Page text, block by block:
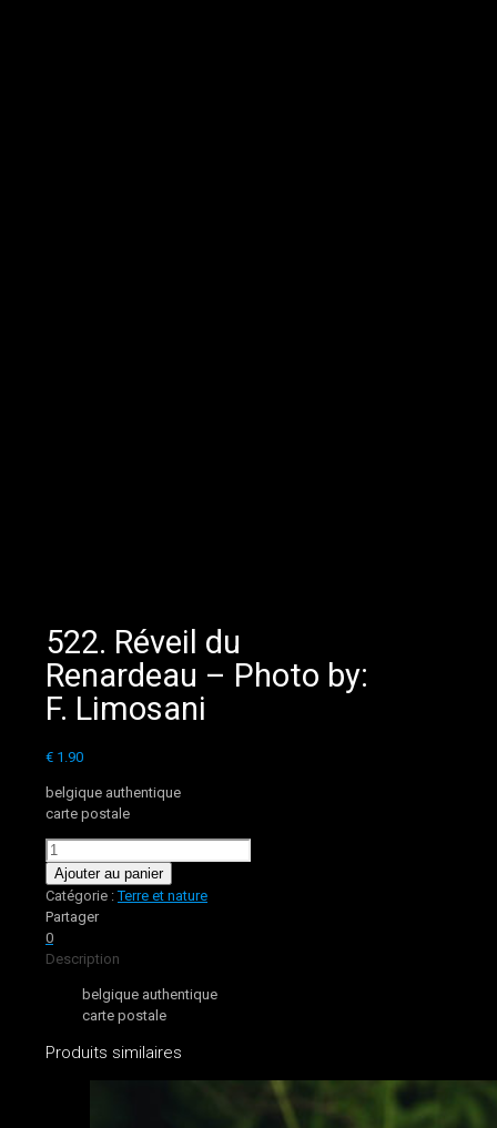
522. Réveil du
Renardeau – Photo by:
F. Limosani
€ 1.90
belgique authentique
carte postale
quantité
de
522.
Réveil
du
Renardeau
Limosani
Ajouter au panier
Catégorie :Terre et nature
Partager
0
Description
belgique authentique
carte postale
Produits similaires